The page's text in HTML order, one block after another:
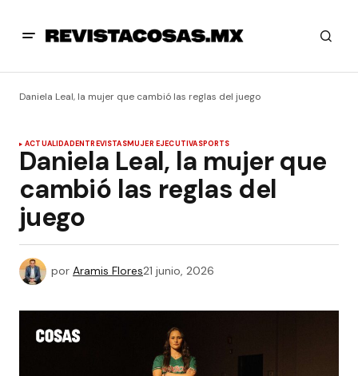
Daniela Leal, la mujer que cambió las reglas del juego
ACTUALIDADENTREVISTASMUJER EJECUTIVASPORTS
Daniela Leal, la mujer que
cambió las reglas del
juego
por Aramis Flores21 junio, 2026